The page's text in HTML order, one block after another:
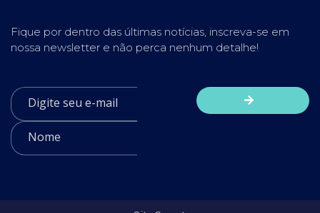
Fique por dentro das últimas notícias, inscreva-se em
nossa newsletter e não perca nenhum detalhe!